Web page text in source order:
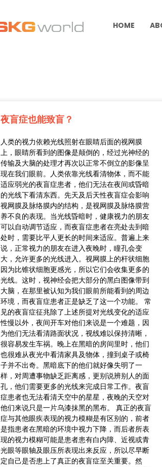
HOME
夜盲症也能致盲？
人类的视力依赖光线照射在眼睛后面的视网膜
上，眼睛所看到的图像是颠倒的，经过光神经的
传输及大脑的处理才再次以正常不倒立的影像呈
现在我们眼前。人类依靠光线看清物体，而不能
适应弱光的夜盲症患者，他们无法在夜间或昏暗
的光线下看清东西。先天及后天性夜盲症会影响
视网膜及脉络膜内的结构，是视网膜及脉络膜营
养不良的表现。当光线昏暗时，健康视力的朋友
可以自动调节适应，而夜盲症患者在亮处去到暗
处时，需要比平人更长的时间来适应。普遍上来
说，正常视力的朋友在进入夜晚时，瞳孔会变
大，允许更多的光线进入。视网膜上的杆状细胞
因为比锥状细胞更感光，所以它们会收集更多的
光线。这时，视神经会把大部分的黑白图像带到
大脑，在那里被认知为我们眼前所能看到的周边
环境，而夜盲症患者正是缺乏了这一个功能。 常
见的夜盲症征兆除了上述所提对光线变化的适应
性慢以外，夜间开车对他们来说是一个难题，因
为他们无法看清路面状况，视线难以保持清晰，
很容易发生车祸。晚上在黑暗的房间里时，他们
也很难从夜光中看清家具及物体，撞到桌子或椅
子并不出奇。黑暗底下的他们就好像失明了一
样，对周遭事物缺乏距离感，更别说辨别人的面
孔，他们需要更多的光线来完成日常工作。夜盲
症患者也无法看清天空中的星星，夜晚的天空对
他们来说只是一片乌漆抹黑的黑布。 真正的夜盲
症与其他眼疾表现的视力模糊是有区别的，前者
是指患者在黑暗的环境中视力下降，而后者所表
现的视力模糊可能是患者患有白内障、近视或青
光眼等眼轴及眼压所表现出来反应，所以尽早断
定自己是否患上了真正的夜盲症至关重要。然